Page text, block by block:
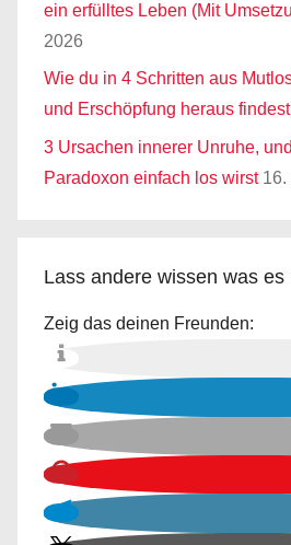
ein erfülltes Leben (Mit
2026
Wie du in 4 Schritten aus
und Erschöpfung heraus findest
3 Ursachen innerer Unruhe,
Paradoxon einfach los wirst 16.
Lass andere wissen was es
Zeig das deinen Freunden: